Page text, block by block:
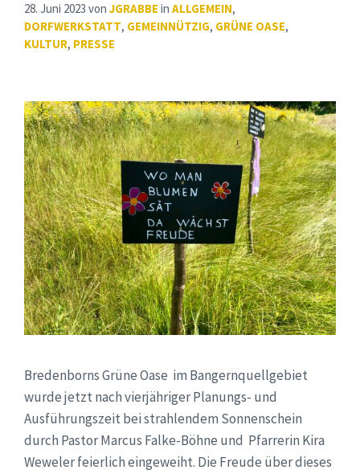
28. Juni 2023 von JGRABBE in ALLGEMEIN,
DORFWERKSTATT, GEMEINNÜTZIG, GRÜNE OASE,
KULTUR, PRESSE
Bredenborns Grüne Oase im Bangernquellgebiet
wurde jetzt nach vierjähriger Planungs- und
Ausführungszeit bei strahlendem Sonnenschein
durch Pastor Marcus Falke-Böhne und Pfarrerin Kira
Weweler feierlich eingeweiht. Die Freude über dieses